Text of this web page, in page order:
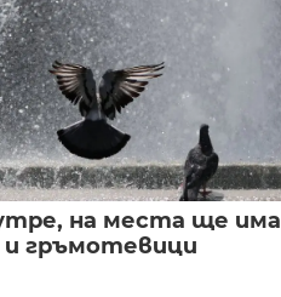
на места ще има
и гръмотевици